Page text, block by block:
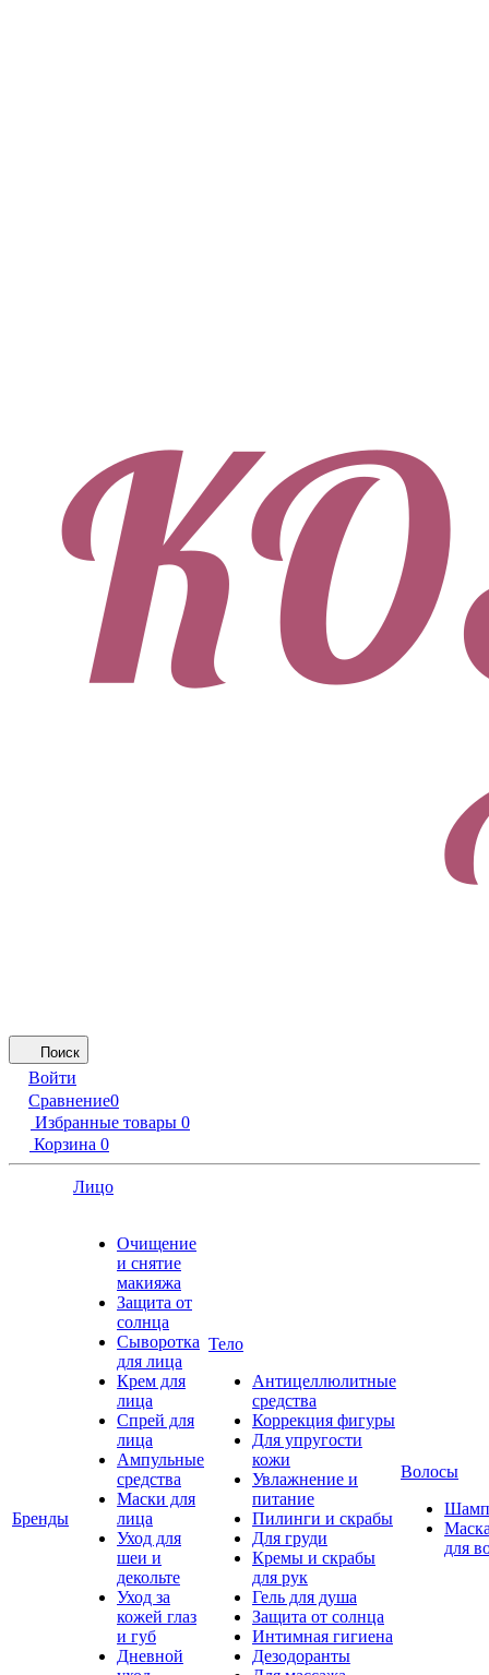
Поиск
Войти
Сравнение0
Избранные товары 0
Корзина 0
Бренды
Лицо
Очищение
и снятие
макияжа
Защита от
солнца
Сыворотка
для лица
Крем для
лица
Спрей для
лица
Ампульные
средства
Маски для
лица
Уход для
шеи и
декольте
Уход за
кожей глаз
и губ
Дневной
Тело
Антицеллюлитные
средства
Коррекция фигуры
Для упругости
кожи
Увлажнение и
питание
Пилинги и скрабы
Для груди
Кремы и скрабы
для рук
Гель для душа
Защита от солнца
Интимная гигиена
Дезодоранты
Волосы
для